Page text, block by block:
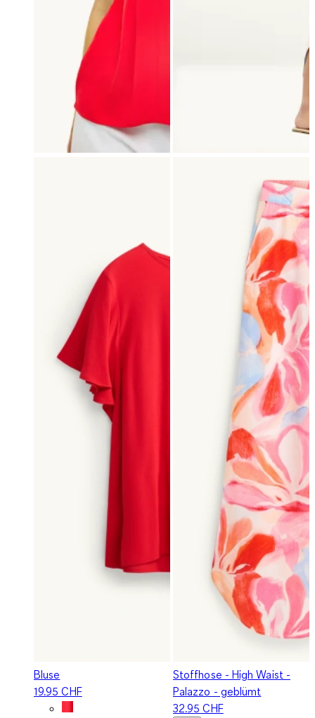
Bluse
19.95 CHF
Stoffhose - High Waist -
Palazzo - geblümt
32.95 CHF